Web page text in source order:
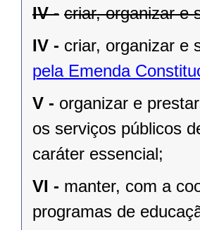
IV - criar, organizar e
IV - criar, organizar e
pela Emenda
V - organizar e
os serviços públicos
caráter essencial;
VI - manter, com a
programas de